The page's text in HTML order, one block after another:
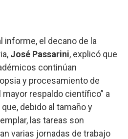
informe, el decano de la
José Passarini, explicó que
continúan
y procesamiento de
mayor respaldo científico” a
debido al tamaño y
las tareas son
varias jornadas de trabajo